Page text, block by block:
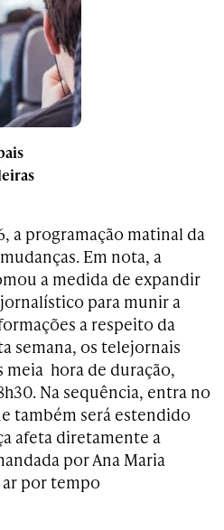
a programação matinal da
Em nota, a
a medida de expandir
para munir a
a respeito da
semana, os telejornais
meia hora de duração,
Na sequência, entra no
também será estendido
afeta diretamente a
por Ana Maria
por tempo